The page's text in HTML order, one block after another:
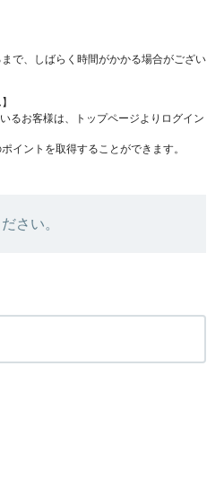
で、しばらく時間がかかる場合がござい
るお客様は、トップページよりログイン
イントを取得することができます。
さい。